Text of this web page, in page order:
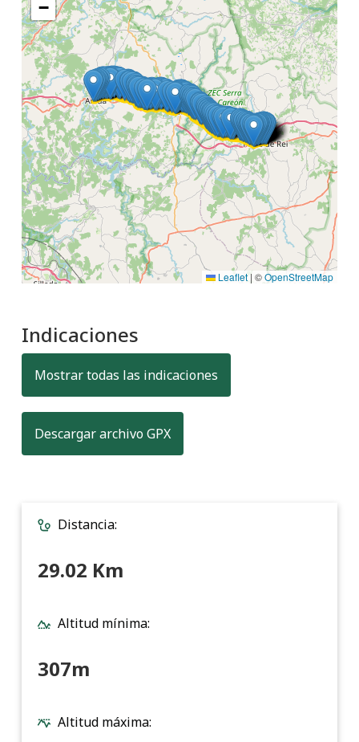
−
Leaflet | ©OpenStreetMap
Indicaciones
Mostrar todas las indicaciones
Descargar archivo GPX, formato para transferir datos
Distancia:
29.02 Km
Altitud mínima:
307m
Altitud máxima: